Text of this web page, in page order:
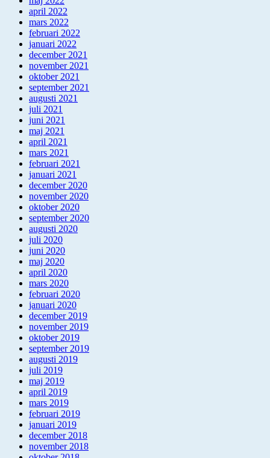
april 2022
mars 2022
februari 2022
januari 2022
december 2021
november 2021
oktober 2021
september 2021
augusti 2021
juli 2021
juni 2021
maj 2021
april 2021
mars 2021
februari 2021
januari 2021
december 2020
november 2020
oktober 2020
september 2020
augusti 2020
juli 2020
juni 2020
maj 2020
april 2020
mars 2020
februari 2020
januari 2020
december 2019
november 2019
oktober 2019
september 2019
augusti 2019
juli 2019
maj 2019
april 2019
mars 2019
februari 2019
januari 2019
december 2018
november 2018